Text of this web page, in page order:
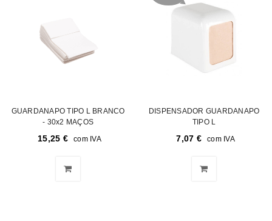
GUARDANAPO TIPO L BRANCO
- 30x2 MAÇOS
15,25 € com IVA
DISPENSADOR GUARDANAPO
TIPO L
7,07 € com IVA